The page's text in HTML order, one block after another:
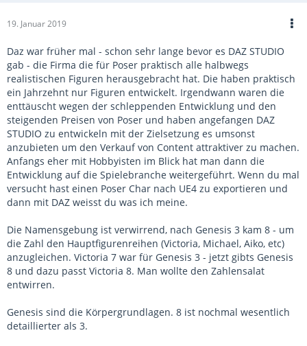
19. Januar 2019
Daz war früher mal - schon sehr lange bevor es DAZ STUDIO
gab - die Firma die für Poser praktisch alle halbwegs
realistischen Figuren herausgebracht hat. Die haben praktisch
ein Jahrzehnt nur Figuren entwickelt. Irgendwann waren die
enttäuscht wegen der schleppenden Entwicklung und den
steigenden Preisen von Poser und haben angefangen DAZ
STUDIO zu entwickeln mit der Zielsetzung es umsonst
anzubieten um den Verkauf von Content attraktiver zu machen.
Anfangs eher mit Hobbyisten im Blick hat man dann die
Entwicklung auf die Spielebranche weitergeführt. Wenn du mal
versucht hast einen Poser Char nach UE4 zu exportieren und
dann mit DAZ weisst du was ich meine.
Die Namensgebung ist verwirrend, nach Genesis 3 kam 8 - um
die Zahl den Hauptfigurenreihen (Victoria, Michael, Aiko, etc)
anzugleichen. Victoria 7 war für Genesis 3 - jetzt gibts Genesis
8 und dazu passt Victoria 8. Man wollte den Zahlensalat
entwirren.
Genesis sind die Körpergrundlagen. 8 ist nochmal wesentlich
detaillierter als 3.